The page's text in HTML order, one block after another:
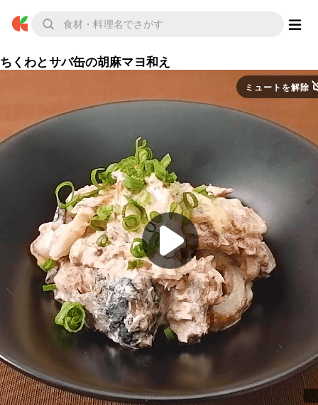
ちくわとサバ缶の胡麻マヨ和え
ミュートを解除